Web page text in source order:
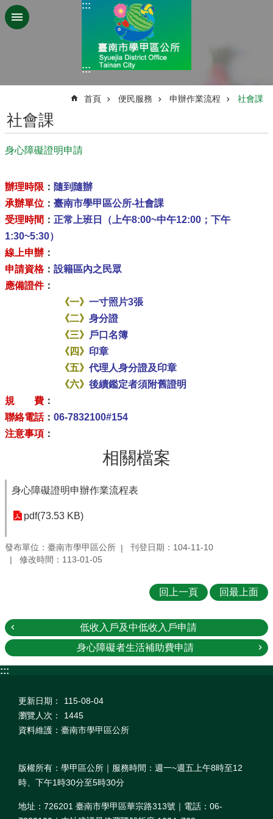
跳到主要內容區塊
:::
:::
首頁 便民服務 申辦作業流程 社會課
社會課
身心障礙證明申請
辦理時限 ： 隨到隨辦
承辦單位 ： 臺南市學甲區公所-社會課
受理時間 ： 正常上班日（上午8:00~中午12:00；下午
1:30~5:30）
線上申辦 ：
申請資格： 設籍區內之民眾
應備證件：
《一》 一寸照片3張
《二》 身分證
《三》 戶口名簿
《四》 印章
《五》 代理人身分證及印章
《六》 後續鑑定者須附舊證明
規 費 ：
聯絡電話： 06-7832100#154
注意事項 ：
相關檔案
身心障礙證明申辦作業流程表
pdf(73.53 KB)
發布單位：臺南市學甲區公所
刊登日期：104-11-10
修改時間：113-01-05
回上一頁 回最上面
低收入戶及中低收入戶申請
身心障礙者生活補助費申請
:::
更新日期：
115-08-04
瀏覽人次：
1445
資料維護：臺南市學甲區公所
版權所有：學甲區公所｜服務時間：週一~週五上午8時至12
時、下午1時30分至5時30分
地址：726201 臺南市學甲區華宗路313號｜電話：06-